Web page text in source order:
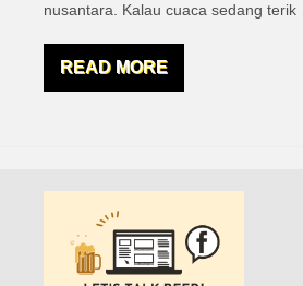
nusantara. Kalau cuaca sedang terik
READ MORE